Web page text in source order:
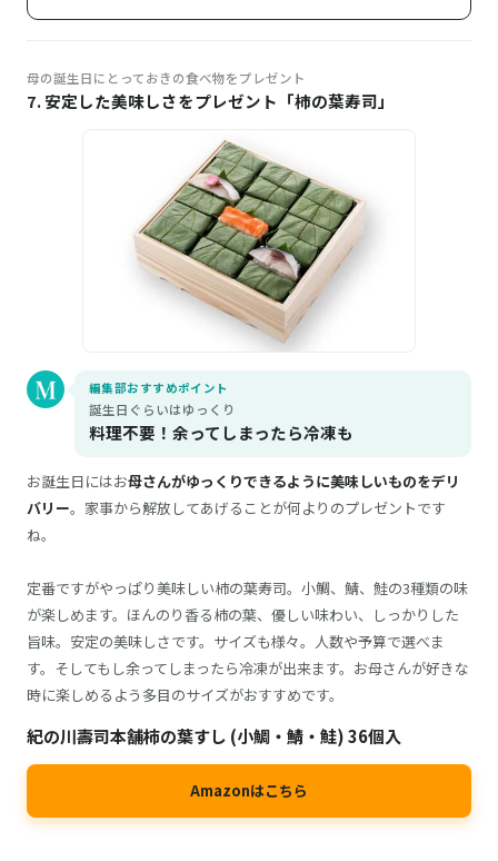
母の誕生日にとっておきの食べ物をプレゼント
7. 安定した美味しさをプレゼント「柿の葉寿司」
編集部おすすめポイント
誕生日ぐらいはゆっくり
料理不要！余ってしまったら冷凍も
お誕生日にはお母さんがゆっくりできるように美味しいものをデリ
バリー。家事から解放してあげることが何よりのプレゼントです
ね。
定番ですがやっぱり美味しい柿の葉寿司。小鯛、鯖、鮭の3種類の味
が楽しめます。ほんのり香る柿の葉、優しい味わい、しっかりした
旨味。安定の美味しさです。サイズも様々。人数や予算で選べま
す。そしてもし余ってしまったら冷凍が出来ます。お母さんが好きな
時に楽しめるよう多目のサイズがおすすめです。
紀の川壽司本舗柿の葉すし (小鯛・鯖・鮭) 36個入
Amazonはこちら